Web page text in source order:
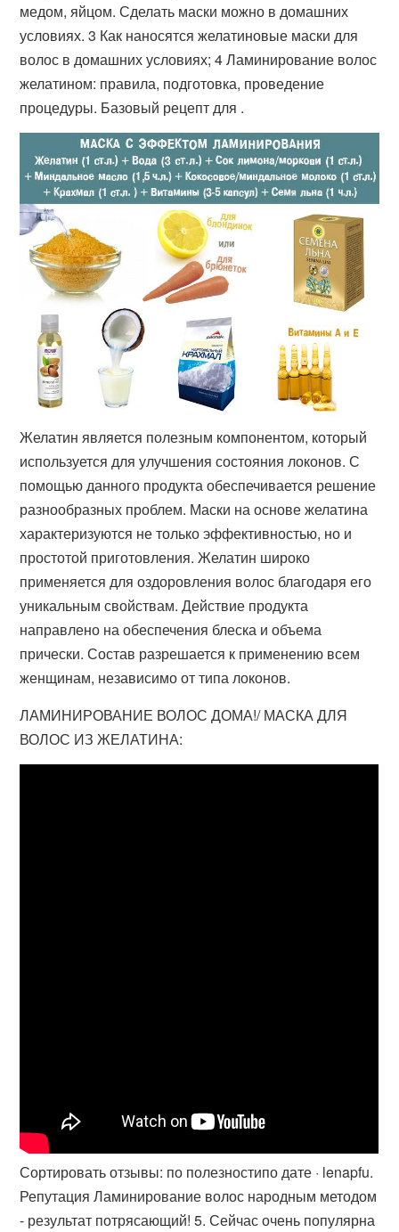
медом, яйцом. Сделать маски можно в домашних
условиях. 3 Как наносятся желатиновые маски для
волос в домашних условиях; 4 Ламинирование волос
желатином: правила, подготовка, проведение
процедуры. Базовый рецепт для .
Желатин является полезным компонентом, который
используется для улучшения состояния локонов. С
помощью данного продукта обеспечивается решение
разнообразных проблем. Маски на основе желатина
характеризуются не только эффективностью, но и
простотой приготовления. Желатин широко
применяется для оздоровления волос благодаря его
уникальным свойствам. Действие продукта
направлено на обеспечения блеска и объема
прически. Состав разрешается к применению всем
женщинам, независимо от типа локонов.
ЛАМИНИРОВАНИЕ ВОЛОС ДОМА!/ МАСКА ДЛЯ
ВОЛОС ИЗ ЖЕЛАТИНА:
Сортировать отзывы: по полезностипо дате · lenapfu.
Репутация Ламинирование волос народным методом
- результат потрясающий! 5. Сейчас очень популярна